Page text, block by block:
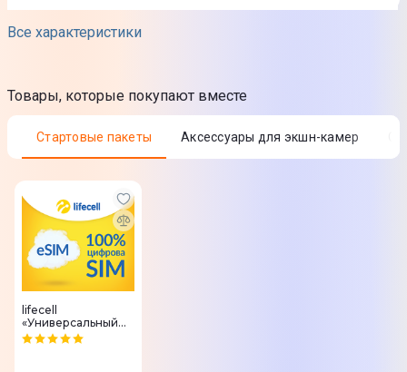
Все характеристики
Товары, которые покупают вместе
Стартовые пакеты Аксессуары для экшн-камер
lifecell
«Универсальный
для еСИМ»